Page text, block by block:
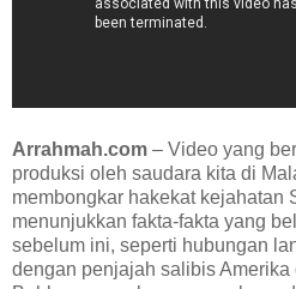
Arrahmah.com – Video yang
produksi oleh saudara kita di
membongkar hakekat kejahatan
menunjukkan fakta-fakta yang
sebelum ini, seperti hubungan
dengan penjajah salibis Amerika